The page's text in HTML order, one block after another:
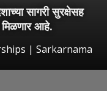
सागरी सुरक्षेसह
मिळणार आहे.
| Sarkarnama